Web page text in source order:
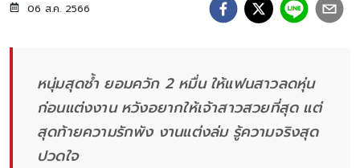
06 ส.ค. 2566
หนุ่มสุดช้ำ ยอมควัก 2 หมื่น ให้แฟนสาวลดหุ่น
ก่อนแต่งงาน หวังอยากให้เจ้าสาวสวยที่สุด แต่
สุดท้ายความรักพัง งานแต่งล่ม รู้ความจริงสุด
ปวดใจ